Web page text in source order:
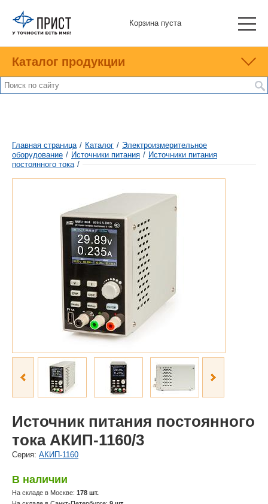
Корзина пуста
Каталог продукции
Главная страница / Каталог / Электроизмерительное
оборудование / Источники питания / Источники питания
постоянного тока /
Источник питания постоянного
тока АКИП-1160/3
Cерия: АКИП-1160
В наличии
На складе в Москве: 178 шт.